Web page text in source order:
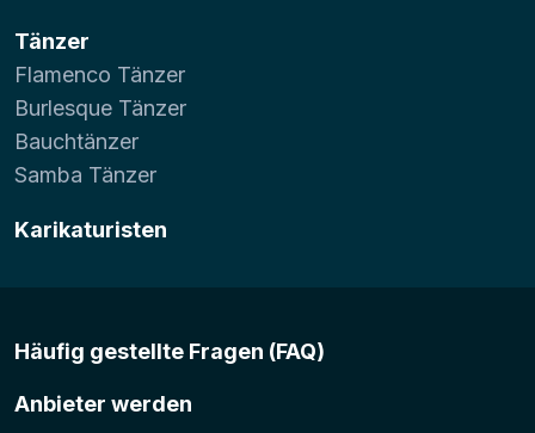
Tänzer
Flamenco Tänzer
Burlesque Tänzer
Bauchtänzer
Samba Tänzer
Karikaturisten
Häufig gestellte Fragen (FAQ)
Anbieter werden